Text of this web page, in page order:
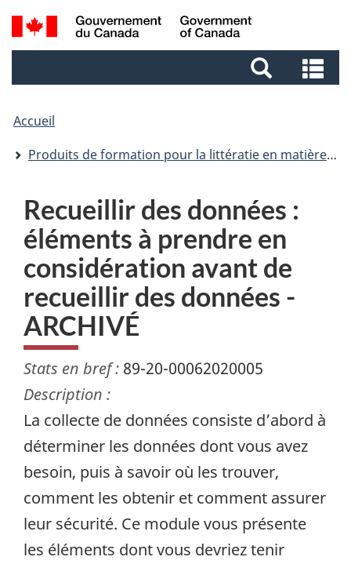
Aller
au
Aller
au
Passer
à
Recherche
et
et
Accueil
Produits de formation pour la littératie en matière de données
Recueillir des données :
éléments à prendre en
considération avant de
recueillir des données -
ARCHIVÉ
Stats en bref : 89-20-00062020005
Description :
La collecte de données consiste d’abord à
déterminer les données dont vous avez
besoin, puis à savoir où les trouver,
comment les obtenir et comment assurer
leur sécurité. Ce module vous présente
les éléments dont vous devriez tenir